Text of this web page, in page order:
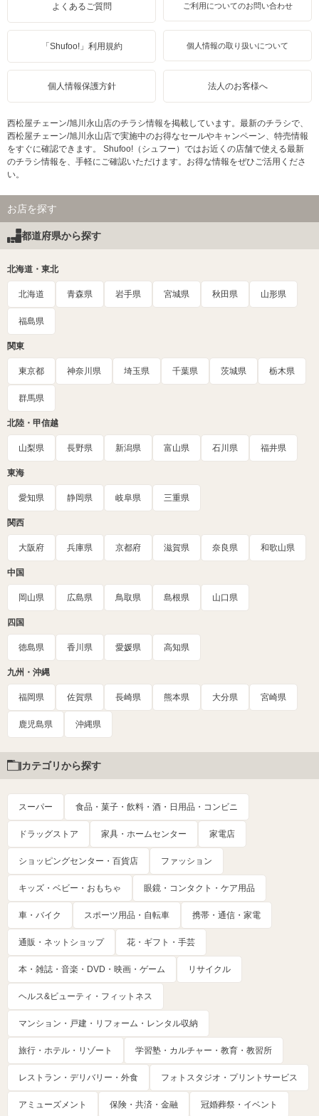
よくあるご質問 ご利用についてのお問い合わせ
「Shufoo!」利用規約 個人情報の取り扱いについて
個人情報保護方針 法人のお客様へ
西松屋チェーン/旭川永山店のチラシ情報を掲載しています。最新のチラシで、
西松屋チェーン/旭川永山店で実施中のお得なセールやキャンペーン、特売情報
をすぐに確認できます。 Shufoo!（シュフー）ではお近くの店舗で使える最新
のチラシ情報を、手軽にご確認いただけます。お得な情報をぜひご活用くださ
い。
お店を探す
都道府県から探す
北海道・東北
北海道 青森県 岩手県 宮城県 秋田県 山形県
福島県
関東
東京都 神奈川県 埼玉県 千葉県 茨城県 栃木県
群馬県
北陸・甲信越
山梨県 長野県 新潟県 富山県 石川県 福井県
東海
愛知県 静岡県 岐阜県 三重県
関西
大阪府 兵庫県 京都府 滋賀県 奈良県 和歌山県
中国
岡山県 広島県 鳥取県 島根県 山口県
四国
徳島県 香川県 愛媛県 高知県
九州・沖縄
福岡県 佐賀県 長崎県 熊本県 大分県 宮崎県
鹿児島県 沖縄県
カテゴリから探す
スーパー 食品・菓子・飲料・酒・日用品・コンビニ
ドラッグストア 家具・ホームセンター 家電店
ショッピングセンター・百貨店 ファッション
キッズ・ベビー・おもちゃ 眼鏡・コンタクト・ケア用品
車・バイク スポーツ用品・自転車 携帯・通信・家電
通販・ネットショップ 花・ギフト・手芸
本・雑誌・音楽・DVD・映画・ゲーム リサイクル
ヘルス&ビューティ・フィットネス
マンション・戸建・リフォーム・レンタル収納
旅行・ホテル・リゾート 学習塾・カルチャー・教育・教習所
レストラン・デリバリー・外食 フォトスタジオ・プリントサービス
アミューズメント 保険・共済・金融 冠婚葬祭・イベント